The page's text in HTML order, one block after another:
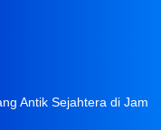
Antik Sejahtera di Jam